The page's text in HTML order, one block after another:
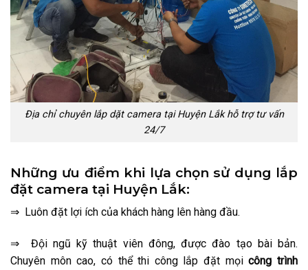
Địa chỉ chuyên lắp dặt camera tại Huyện Lắk hỗ trợ tư vấn
24/7
Những ưu điểm khi lựa chọn sử dụng lắp
đặt camera tại Huyện Lắk:
⇒ Luôn đặt lợi ích của khách hàng lên hàng đầu.
⇒ Đội ngũ kỹ thuật viên đông, được đào tạo bài bản.
Chuyên môn cao, có thể thi công lắp đặt mọicông trình